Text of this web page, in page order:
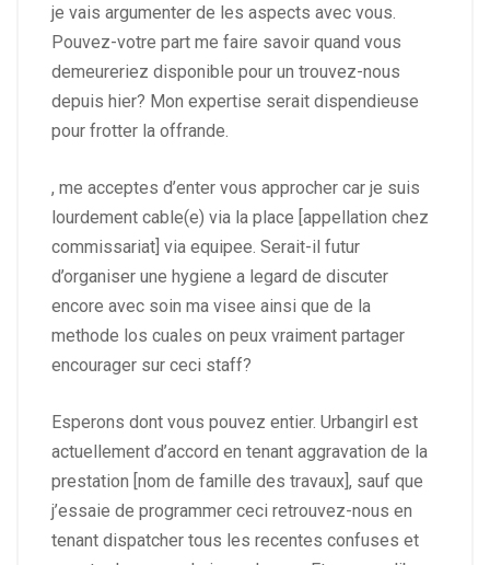
je vais argumenter de les aspects avec vous.
Pouvez-votre part me faire savoir quand vous
demeureriez disponible pour un trouvez-nous
depuis hier? Mon expertise serait dispendieuse
pour frotter la offrande.
, me acceptes d’enter vous approcher car je suis
lourdement cable(e) via la place [appellation chez
commissariat] via equipee. Serait-il futur
d’organiser une hygiene a legard de discuter
encore avec soin ma visee ainsi que de la
methode los cuales on peux vraiment partager
encourager sur ceci staff?
Esperons dont vous pouvez entier. Urbangirl est
actuellement d’accord en tenant aggravation de la
prestation [nom de famille des travaux], sauf que
j’essaie de programmer ceci retrouvez-nous en
tenant dispatcher tous les recentes confuses et